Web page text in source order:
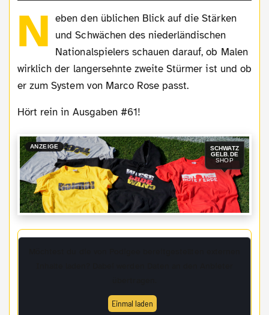
N eben den üblichen Blick auf die Stärken
und Schwächen des niederländischen
Nationalspielers schauen darauf, ob Malen
wirklich der langersehnte zweite Stürmer ist und ob
er zum System von Marco Rose passt.
Hört rein in Ausgaben #61!
ANZEIGE
SCHWATZ
GELB.DE
SHOP
Einmal laden